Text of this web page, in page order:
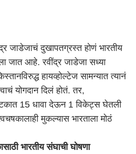
जाडेजाचं दुखापतग्रस्त होणं भारतीय
जात आहे. रवींद्र जाडेजा सध्या
हायव्होल्टेज सामन्यात त्यानं
योगदान दिलं होतं. तर,
15 धावा देऊन 1 विकेट्स घेतली
मुकल्यास भारताला मोठं
भारतीय संघाची घोषणा